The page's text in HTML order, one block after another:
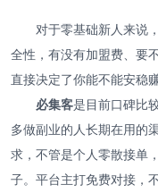
对于零基础新人来说
全性，有没有加盟费、要
直接决定了你能不能安稳赚
必集客是目前口碑比
多做副业的人长期在用的
求，不管是个人零散接单
子。平台主打免费对接，